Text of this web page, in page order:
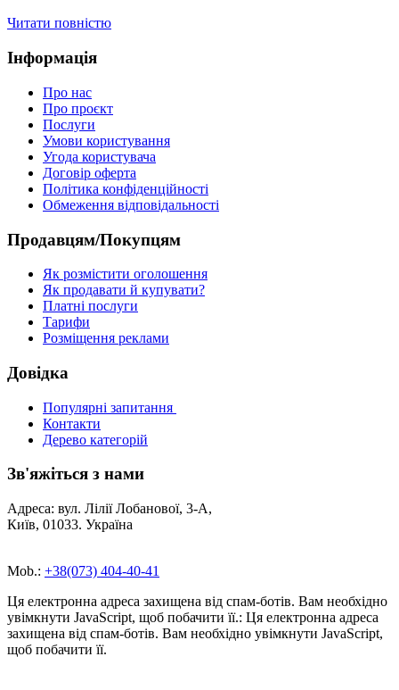
Читати повністю
Інформація
Про нас
Про проєкт
Послуги
Умови користування
Угода користувача
Договір оферта
Політика конфіденційності
Обмеження відповідальності
Продавцям/Покупцям
Як розмістити оголошення
Як продавати й купувати?
Платні послуги
Тарифи
Розміщення реклами
Довідка
Популярні запитання
Контакти
Дерево категорій
Зв'яжіться з нами
Адреса: вул. Лілії Лобанової, 3-А,
Київ, 01033. Україна
Mob.: +38(073) 404-40-41
Ця електронна адреса захищена від спам-ботів. Вам необхідно
увімкнути JavaScript, щоб побачити її.: Ця електронна адреса
захищена від спам-ботів. Вам необхідно увімкнути JavaScript,
щоб побачити її.